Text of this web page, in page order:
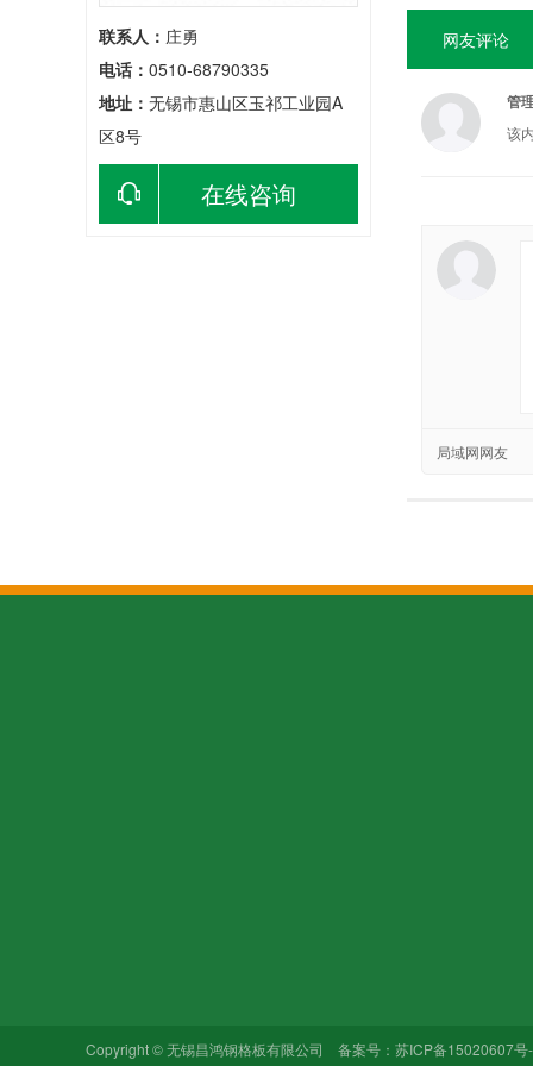
联系人： 庄勇
电话： 0510-68790335
地址： 无锡市惠山区玉祁工业园A
区8号
在线咨询
网友评论
管
该
局域网网友
Copyright © 无锡昌鸿钢格板有限公司 备案号： 苏ICP备15020607号